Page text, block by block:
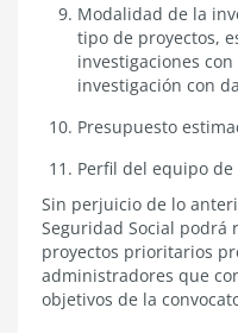
Modalidad de la
tipo de proyectos,
investigaciones
investigación con
Presupuesto
Perfil del equipo
Sin perjuicio de lo
Seguridad Social podrá
proyectos prioritarios
administradores que
objetivos de la